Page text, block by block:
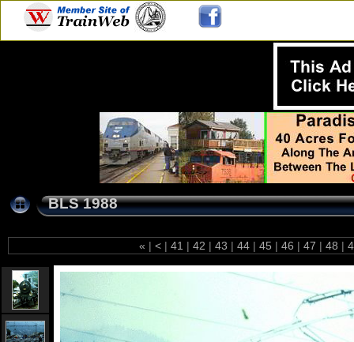
BLS 1988
« | < | 41 | 42 | 43 | 44 | 45 | 46 | 47 | 48 |